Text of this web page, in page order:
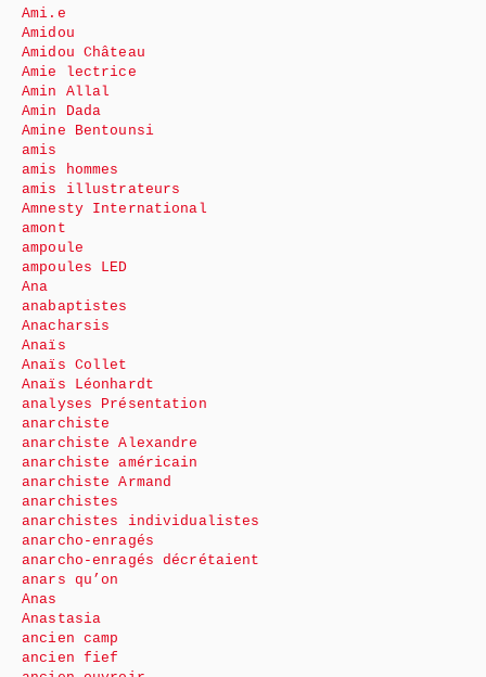
Ami.e
Amidou
Amidou Château
Amie lectrice
Amin Allal
Amin Dada
Amine Bentounsi
amis
amis hommes
amis illustrateurs
Amnesty International
amont
ampoule
ampoules LED
Ana
anabaptistes
Anacharsis
Anaïs
Anaïs Collet
Anaïs Léonhardt
analyses Présentation
anarchiste
anarchiste Alexandre
anarchiste américain
anarchiste Armand
anarchistes
anarchistes individualistes
anarcho-enragés
anarcho-enragés décrétaient
anars qu’on
Anas
Anastasia
ancien camp
ancien fief